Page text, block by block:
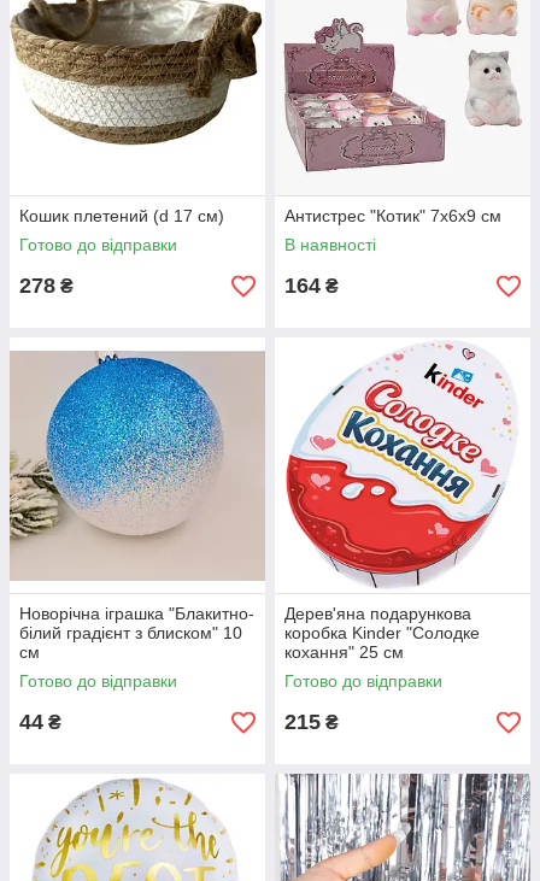
Кошик плетений (d 17 см)
Готово до відправки
278 ₴
Антистрес "Котик" 7х6х9 см
В наявності
164 ₴
Новорічна іграшка "Блакитно-
білий градієнт з блиском" 10
см
Готово до відправки
44 ₴
Дерев'яна подарункова
коробка Kinder "Солодке
кохання" 25 см
Готово до відправки
215 ₴